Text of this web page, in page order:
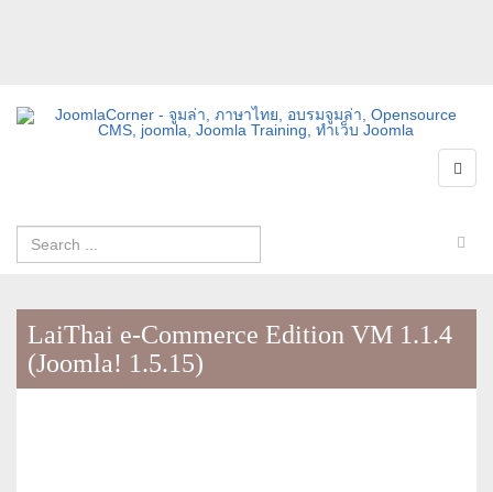
LaiThai e-Commerce Edition VM 1.1.4
(Joomla! 1.5.15)